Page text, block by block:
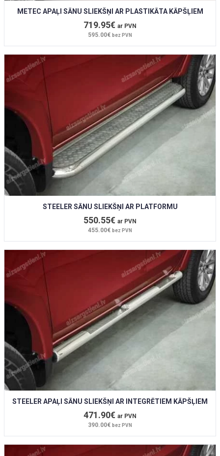
METEC APAĻI SĀNU SLIEKŠŅI AR PLASTIKĀTA KĀPŠĻIEM
719.95€ ar PVN
595.00€ bez PVN
STEELER SĀNU SLIEKŠŅI AR PLATFORMU
550.55€ ar PVN
455.00€ bez PVN
STEELER APAĻI SĀNU SLIEKŠŅI AR INTEGRĒTIEM KĀPŠĻIEM
471.90€ ar PVN
390.00€ bez PVN